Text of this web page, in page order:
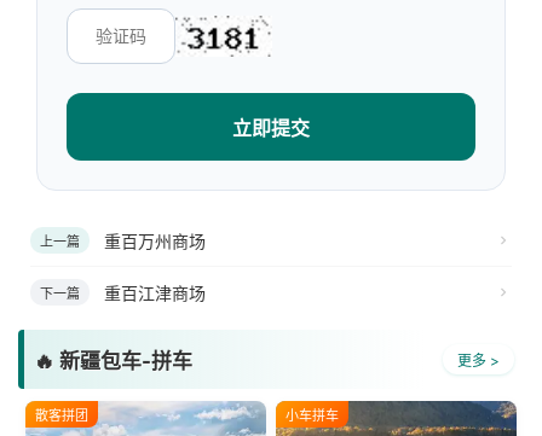
立即提交
上一篇 重百万州商场
下一篇 重百江津商场
🔥 新疆包车-拼车 更多 >
散客拼团 小车拼车